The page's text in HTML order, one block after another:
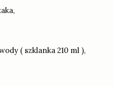
( szklanka 210 ml ),